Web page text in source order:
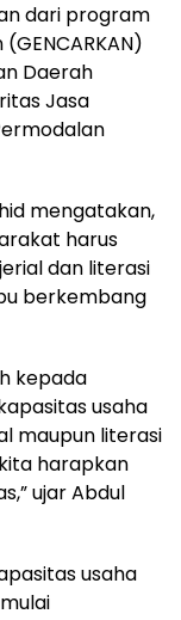
dari program
Daerah
Jasa
mengatakan,
harus
dan literasi
berkembang
kepada
usaha
maupun literasi
harapkan
ujar Abdul
usaha